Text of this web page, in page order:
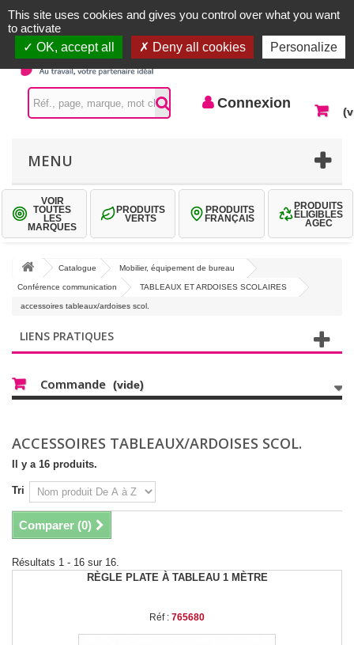
Contactez-nous
Connexion
MENU
VOIR
TOUTES
LES
MARQUES
PRODUITS
VERTS
PRODUITS
FRANÇAIS
PRODUITS
ÉLIGIBLES
AGEC
Catalogue Mobilier, équipement de bureau
Conférence communication TABLEAUX ET ARDOISES SCOLAIRES
accessoires tableaux/ardoises scol.
LIENS PRATIQUES
Commande (vide)
ACCESSOIRES TABLEAUX/ARDOISES SCOL.
Il y a 16 produits.
Tri
Comparer (0)
Résultats 1 - 16 sur 16.
RÈGLE PLATE À TABLEAU 1 MÈTRE
Réf : 765680
This site uses cookies and gives you control over what you want
to activate
OK, accept all
Deny all cookies Personalize